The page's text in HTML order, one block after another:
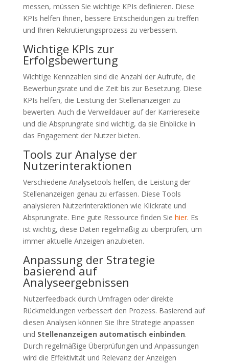
messen, müssen Sie wichtige KPIs definieren. Diese
KPIs helfen Ihnen, bessere Entscheidungen zu treffen
und Ihren Rekrutierungsprozess zu verbessern.
Wichtige KPIs zur
Erfolgsbewertung
Wichtige Kennzahlen sind die Anzahl der Aufrufe, die
Bewerbungsrate und die Zeit bis zur Besetzung. Diese
KPIs helfen, die Leistung der Stellenanzeigen zu
bewerten. Auch die Verweildauer auf der Karriereseite
und die Absprungrate sind wichtig, da sie Einblicke in
das Engagement der Nutzer bieten.
Tools zur Analyse der
Nutzerinteraktionen
Verschiedene Analysetools helfen, die Leistung der
Stellenanzeigen genau zu erfassen. Diese Tools
analysieren Nutzerinteraktionen wie Klickrate und
Absprungrate. Eine gute Ressource finden Sie hier. Es
ist wichtig, diese Daten regelmäßig zu überprüfen, um
immer aktuelle Anzeigen anzubieten.
Anpassung der Strategie
basierend auf
Analyseergebnissen
Nutzerfeedback durch Umfragen oder direkte
Rückmeldungen verbessert den Prozess. Basierend auf
diesen Analysen können Sie Ihre Strategie anpassen
und Stellenanzeigen automatisch einbinden.
Durch regelmäßige Überprüfungen und Anpassungen
wird die Effektivität und Relevanz der Anzeigen